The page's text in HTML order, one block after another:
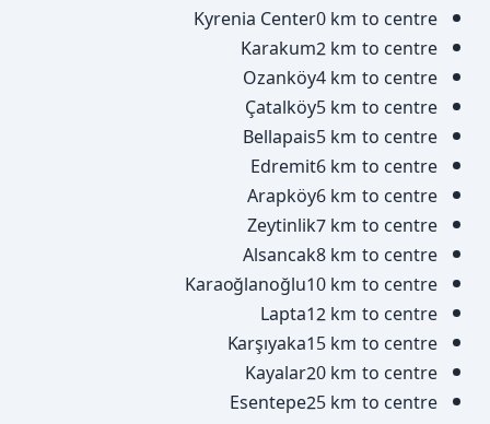
Kyrenia Center0 km to centre
Karakum2 km to centre
Ozanköy4 km to centre
Çatalköy5 km to centre
Bellapais5 km to centre
Edremit6 km to centre
Arapköy6 km to centre
Zeytinlik7 km to centre
Alsancak8 km to centre
Karaoğlanoğlu10 km to centre
Lapta12 km to centre
Karşıyaka15 km to centre
Kayalar20 km to centre
Esentepe25 km to centre